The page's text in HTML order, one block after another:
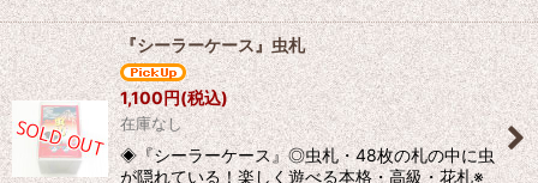
『シーラーケース』虫札
1,100円(税込)
在庫なし
◈『シーラーケース』◎虫札・48枚の札の中に虫
が隠れている！楽しく遊べる本格・高級・花札※